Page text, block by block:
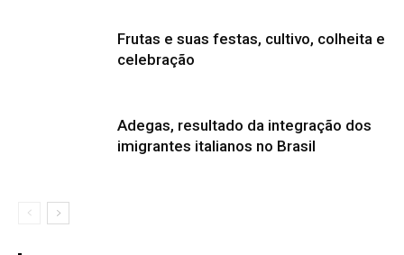
Frutas e suas festas, cultivo, colheita e
celebração
Adegas, resultado da integração dos
imigrantes italianos no Brasil